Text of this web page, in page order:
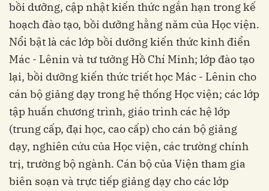
bồi dưỡng, cập nhật kiến thức ngắn hạn trong kế
hoạch đào tạo, bồi dưỡng hằng năm của Học viện.
Nổi bật là các lớp bồi dưỡng kiến thức kinh điển
Mác - Lênin và tư tưởng Hồ Chí Minh; lớp đào tạo
lại, bồi dưỡng kiến thức triết học Mác - Lênin cho
cán bộ giảng dạy trong hệ thống Học viện; các lớp
tập huấn chương trình, giáo trình các hệ lớp
(trung cấp, đại học, cao cấp) cho cán bộ giảng
dạy, nghiên cứu của Học viện, các trường chính
trị, trường bộ ngành. Cán bộ của Viện tham gia
biên soạn và trực tiếp giảng dạy cho các lớp